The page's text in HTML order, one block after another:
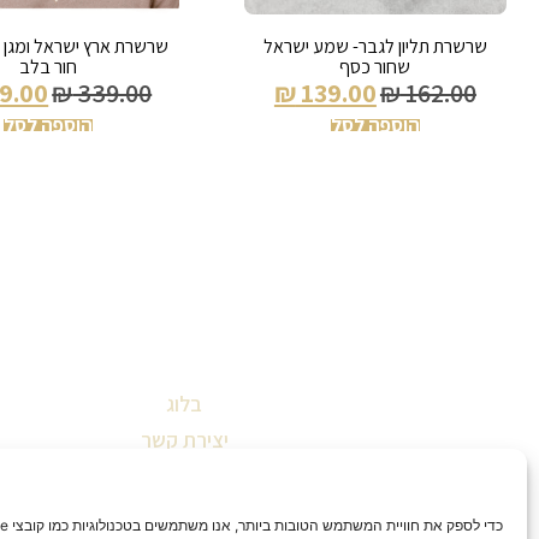
שרשרת תליון לגבר- שמע ישראל
שחור כסף
₪162.00
₪139.00
הוספה לסל
שרשרת ארץ ישראל ומגן
חור בלב
₪339.00
הוספה לסל
בלוג
יצירת קשר